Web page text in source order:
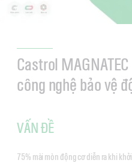
Castrol
công nghệ bảo vệ
VẤN ĐỀ
75% mài mòn động cơ diễn ra khi